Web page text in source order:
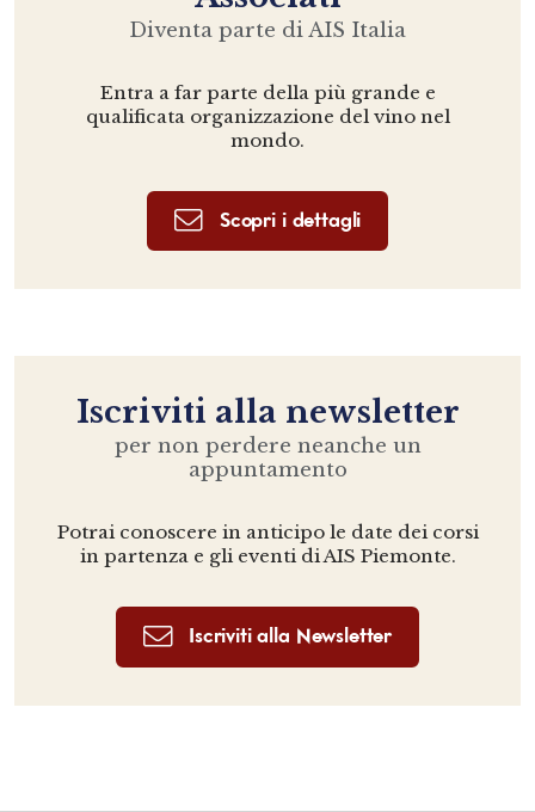
Diventa parte di AIS Italia
Entra a far parte della più grande e
qualificata organizzazione del vino nel
mondo.
Scopri i dettagli
Iscriviti alla newsletter
per non perdere neanche un
appuntamento
Potrai conoscere in anticipo le date dei corsi
in partenza e gli eventi di AIS Piemonte.
Iscriviti alla Newsletter